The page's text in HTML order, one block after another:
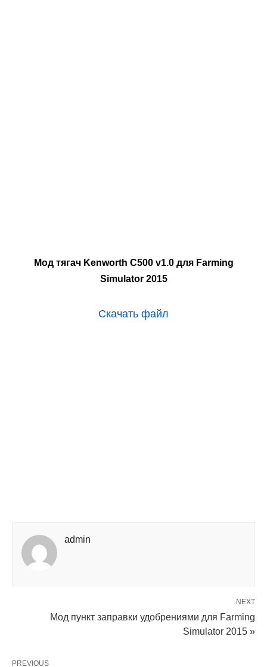
Мод тягач Kenworth C500 v1.0 для Farming
Simulator 2015
Скачать файл
admin
NEXT
Мод пункт заправки удобрениями для Farming
Simulator 2015 »
PREVIOUS